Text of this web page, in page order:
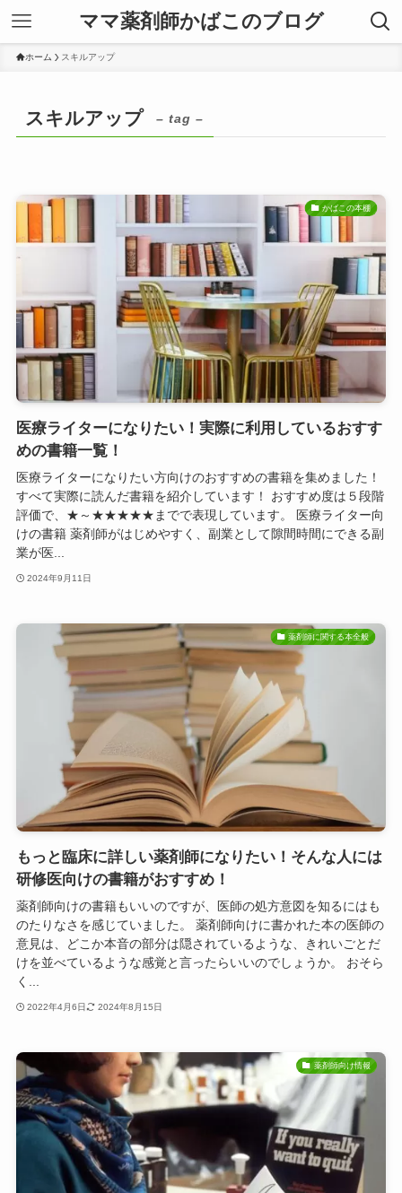
ママ薬剤師かばこのブログ
ホーム スキルアップ
スキルアップ – tag –
かばこの本棚
医療ライターになりたい！実際に利用しているおすす
めの書籍一覧！
医療ライターになりたい方向けのおすすめの書籍を集めました！
すべて実際に読んだ書籍を紹介しています！ おすすめ度は５段階
評価で、★～★★★★★までで表現しています。 医療ライター向
けの書籍 薬剤師がはじめやすく、副業として隙間時間にできる副
業が医...
2024年9月11日
薬剤師に関する本全般
もっと臨床に詳しい薬剤師になりたい！そんな人には
研修医向けの書籍がおすすめ！
薬剤師向けの書籍もいいのですが、医師の処方意図を知るにはも
のたりなさを感じていました。 薬剤師向けに書かれた本の医師の
意見は、どこか本音の部分は隠されているような、きれいごとだ
けを並べているような感覚と言ったらいいのでしょうか。 おそら
く...
2022年4月6日 2024年8月15日
薬剤師向け情報